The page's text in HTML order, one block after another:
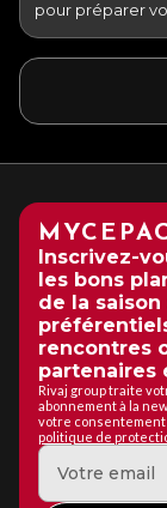
pour préparer
Inscrivez-
les bons
de la
rencontres
partenaires
Rivaj group traite
abonnement à la
votre consentement
politique de